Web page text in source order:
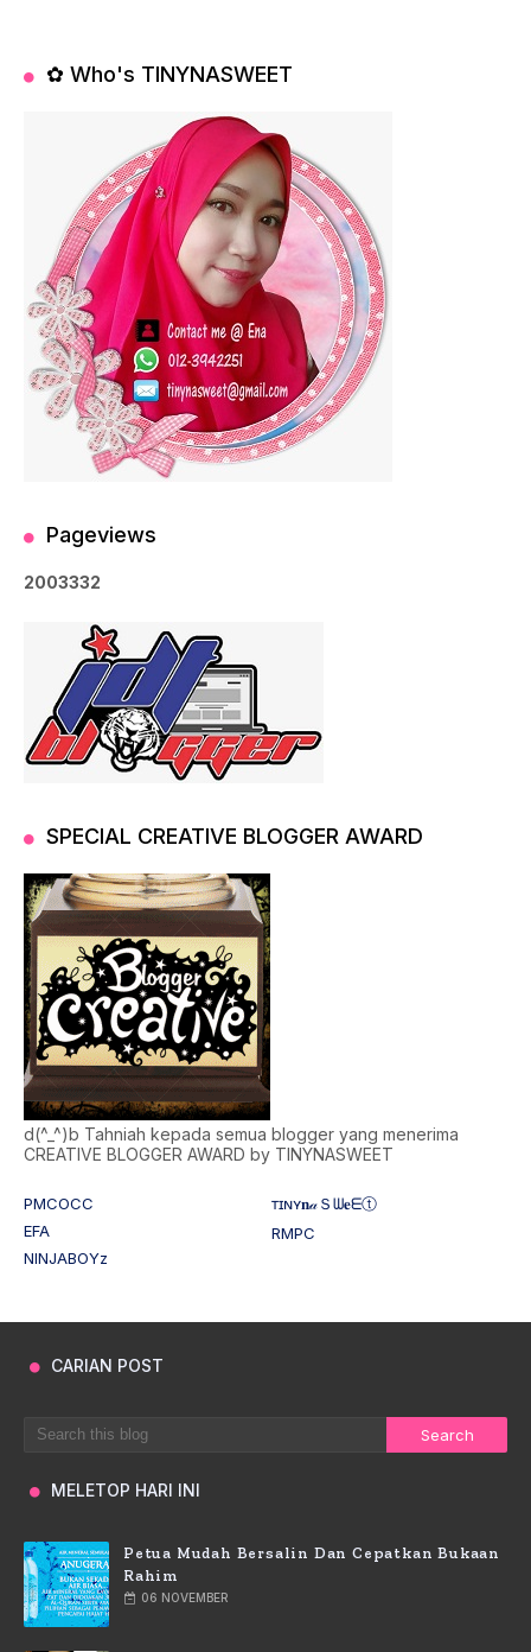
✿ Who's TINYNASWEET
Pageviews
2003332
SPECIAL CREATIVE BLOGGER AWARD
d(^_^)b Tahniah kepada semua blogger yang menerima
CREATIVE BLOGGER AWARD by TINYNASWEET
PMCOCC
ᴛɪɴʏ𝐧𝒶Ｓᗯ𝐞ᗴⓣ
EFA
RMPC
NINJABOYz
CARIAN POST
MELETOP HARI INI
Petua Mudah Bersalin Dan Cepatkan Bukaan
Rahim
06 NOVEMBER